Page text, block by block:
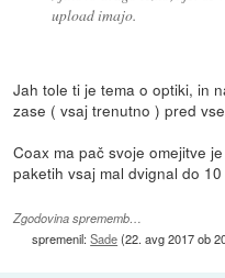
upload imajo.
Jah tole ti je tema o optiki, in
zase ( vsaj trenutno ) pred
Coax ma pač svoje omejitve
paketih vsaj mal dvignal do
Zgodovina sprememb…
spremenil:Sade(22. avg 2017 ob